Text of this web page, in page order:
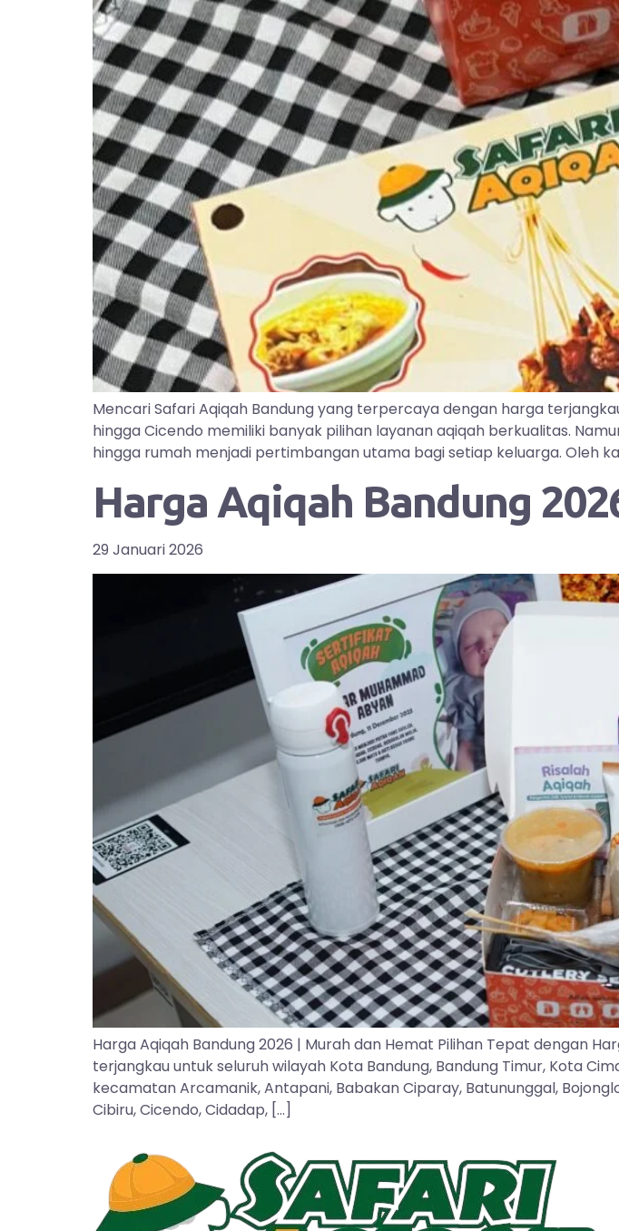
Mencari Safari Aqiqah Bandung yang terpercaya dengan harga
hingga Cicendo memiliki banyak pilihan layanan aqiqah berkualitas.
hingga rumah menjadi pertimbangan utama bagi setiap keluarga. Oleh
Harga Aqiqah Bandung
29 Januari 2026
Harga Aqiqah Bandung 2026 | Murah dan Hemat Pilihan Tepat dengan
terjangkau untuk seluruh wilayah Kota Bandung, Bandung Timur, Kota
kecamatan Arcamanik, Antapani, Babakan Ciparay, Batununggal,
Cibiru, Cicendo, Cidadap, […]